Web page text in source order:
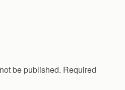
be published. Required